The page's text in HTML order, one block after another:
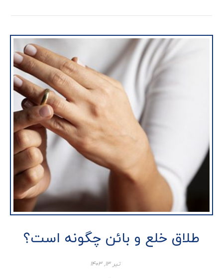
طلاق خلع و بائن چگونه است؟
تیر ۱۳, ۱۴۰۳